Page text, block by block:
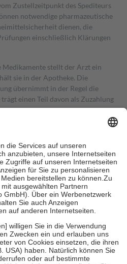
Zustellzeitpunkt des Spediteurs
notwendige pharmazeutische
dienen, die
einschließlich Klärungen
stellt der Arzt ein
sie in der Apotheke. Die
übernimmt in der Regel die
einen Teil davon als Zuzahlung
Zuzahlungen in Höhe von zehn
jedoch nie mehr als die tatsächlichen
auch für Online-Apotheken.
Krankenpflege beträgt die
sowie zehn Euro je
für ihre eigene Gesundheit zu
der Familie zu unterstützen,
zum vollendeten 18. Lebensjahr
und Früherkennung, die von der